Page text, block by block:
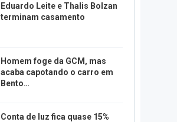
Eduardo Leite e Thalis Bolzan
terminam casamento
Homem foge da GCM, mas
acaba capotando o carro em
Bento…
Conta de luz fica quase 15%